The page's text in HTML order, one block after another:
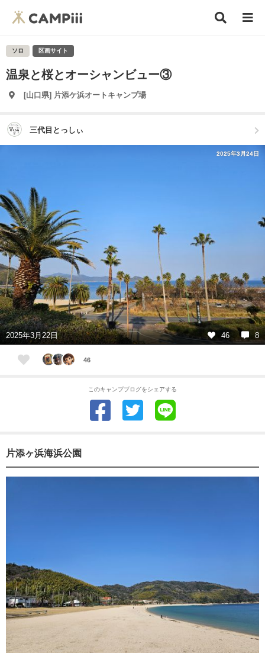
ソロ 区画サイト
温泉と桜とオーシャンビュー③
[山口県] 片添ケ浜オートキャンプ場
三代目とっしぃ
2025年3月24日
2025年3月22日 46 8
46
このキャンプブログをシェアする
片添ヶ浜海浜公園